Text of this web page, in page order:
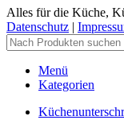
Alles für die Küche,
Datenschutz |
Menü
Kategorien